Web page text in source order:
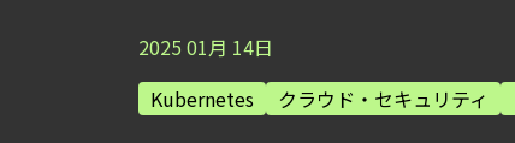
検知イベント取り扱いの課題と解消策
【ブログ】コンテナセキュリティとは？ク
2025 01月 14日
Kubernetes
クラウド・セキュリティ